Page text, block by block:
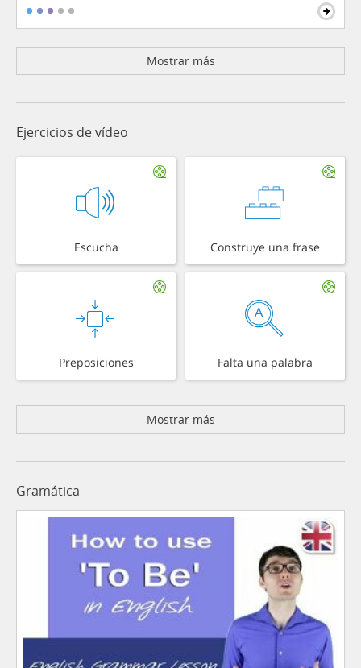
Mostrar más
Ejercicios de vídeo
Escucha Construye una frase
Preposiciones Falta una palabra
Mostrar más
Gramática